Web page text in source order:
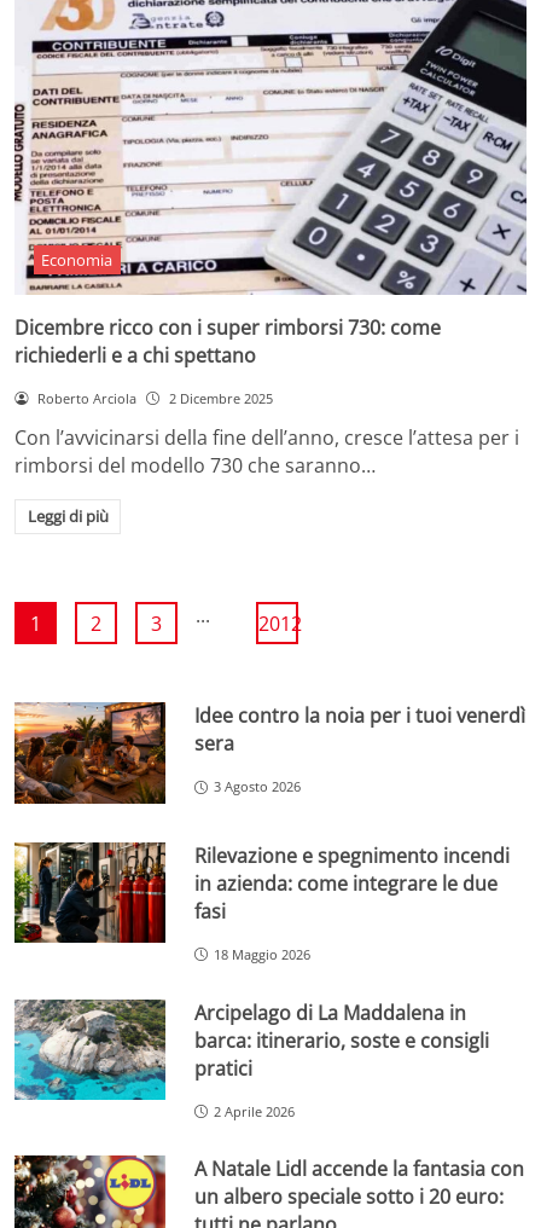
Economia
Dicembre ricco con i super rimborsi 730: come
richiederli e a chi spettano
Roberto Arciola 2 Dicembre 2025
Con l’avvicinarsi della fine dell’anno, cresce l’attesa per i
rimborsi del modello 730 che saranno…
Leggi di più
1 2 3 ... 2012
Idee contro la noia per i tuoi venerdì
sera
3 Agosto 2026
Rilevazione e spegnimento incendi
in azienda: come integrare le due
fasi
18 Maggio 2026
Arcipelago di La Maddalena in
barca: itinerario, soste e consigli
pratici
2 Aprile 2026
A Natale Lidl accende la fantasia con
un albero speciale sotto i 20 euro: